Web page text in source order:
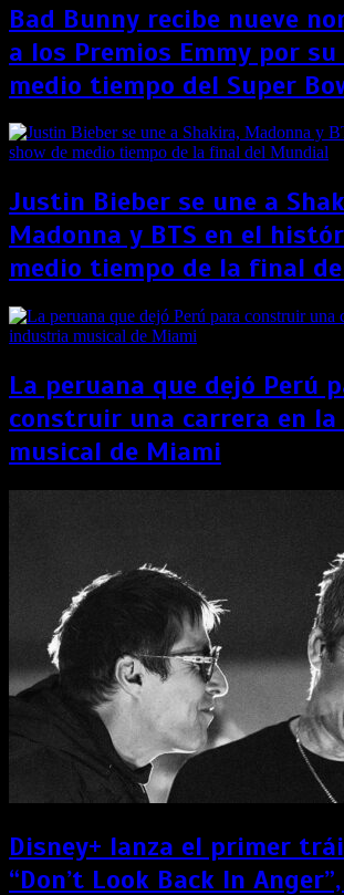
Bad Bunny recibe nueve
a los Premios Emmy por su
medio tiempo del Super
Justin Bieber se une a
Madonna y BTS en el
medio tiempo de la final
La peruana que dejó Perú
construir una carrera en
musical de Miami
Disney+ lanza el primer
“Don’t Look Back In